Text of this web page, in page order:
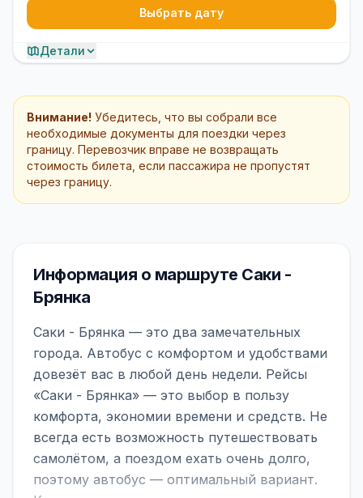
Выбрать дату
Детали
Внимание! Убедитесь, что вы собрали все
необходимые документы для поездки через
границу. Перевозчик вправе не возвращать
стоимость билета, если пассажира не пропустят
через границу.
Информация о маршруте Саки -
Брянка
Саки - Брянка — это два замечательных
города. Автобус с комфортом и удобствами
довезёт вас в любой день недели. Рейсы
«Саки - Брянка» — это выбор в пользу
комфорта, экономии времени и средств. Не
всегда есть возможность путешествовать
самолётом, а поездом ехать очень долго,
поэтому автобус — оптимальный вариант.